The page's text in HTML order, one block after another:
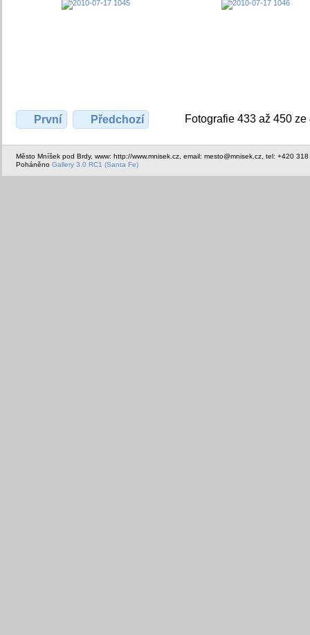
První Předchozí Fotografie 433 až 450 ze
Město Mníšek pod Brdy, www: http://www.mnisek.cz, email: mesto@mnisek.cz, tel: +420
Poháněno Gallery 3.0 RC1 (Santa Fe)